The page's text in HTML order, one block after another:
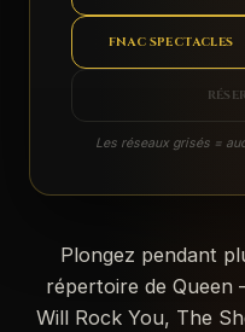
FNAC SPECTACLES
Les réseaux grisés =
Plongez pendant
répertoire de Queen
Will Rock You, The